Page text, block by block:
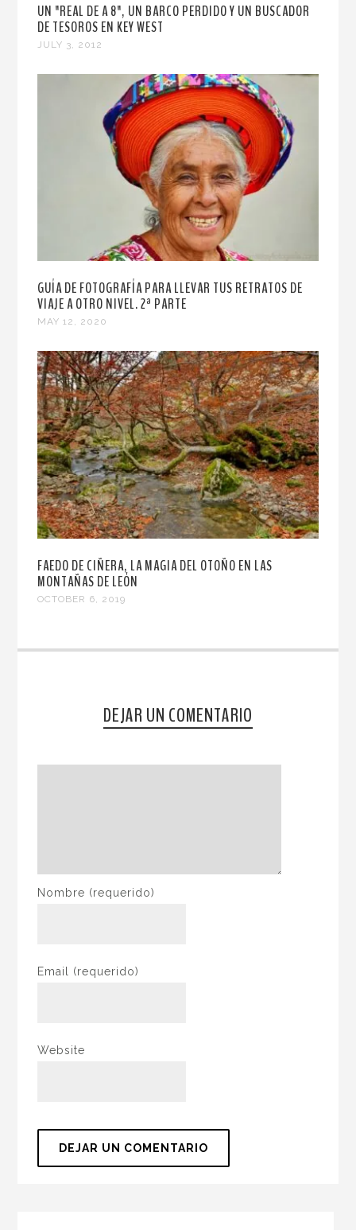
UN "REAL DE A 8", UN BARCO PERDIDO Y UN BUSCADOR
DE TESOROS EN KEY WEST
JULY 3, 2012
GUÍA DE FOTOGRAFÍA PARA LLEVAR TUS RETRATOS DE
VIAJE A OTRO NIVEL. 2ª PARTE
MAY 12, 2020
FAEDO DE CIÑERA, LA MAGIA DEL OTOÑO EN LAS
MONTAÑAS DE LEÓN
OCTOBER 6, 2019
DEJAR UN COMENTARIO
Nombre (requerido)
Email (requerido)
Website